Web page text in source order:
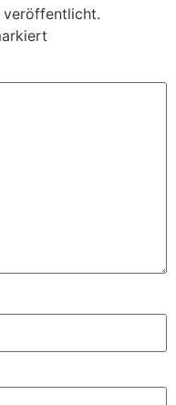
veröffentlicht.